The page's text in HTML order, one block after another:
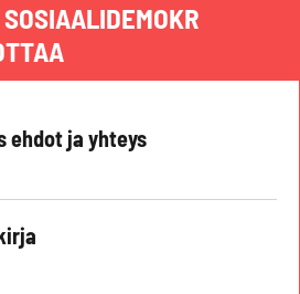
ehdot ja yhteys